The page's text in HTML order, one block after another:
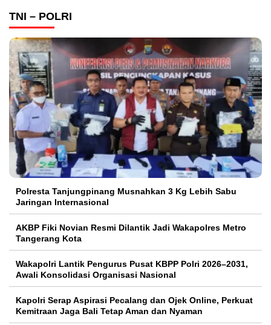
TNI – POLRI
Polresta Tanjungpinang Musnahkan 3 Kg Lebih Sabu
Jaringan Internasional
AKBP Fiki Novian Resmi Dilantik Jadi Wakapolres Metro
Tangerang Kota
Wakapolri Lantik Pengurus Pusat KBPP Polri 2026–2031,
Awali Konsolidasi Organisasi Nasional
Kapolri Serap Aspirasi Pecalang dan Ojek Online, Perkuat
Kemitraan Jaga Bali Tetap Aman dan Nyaman